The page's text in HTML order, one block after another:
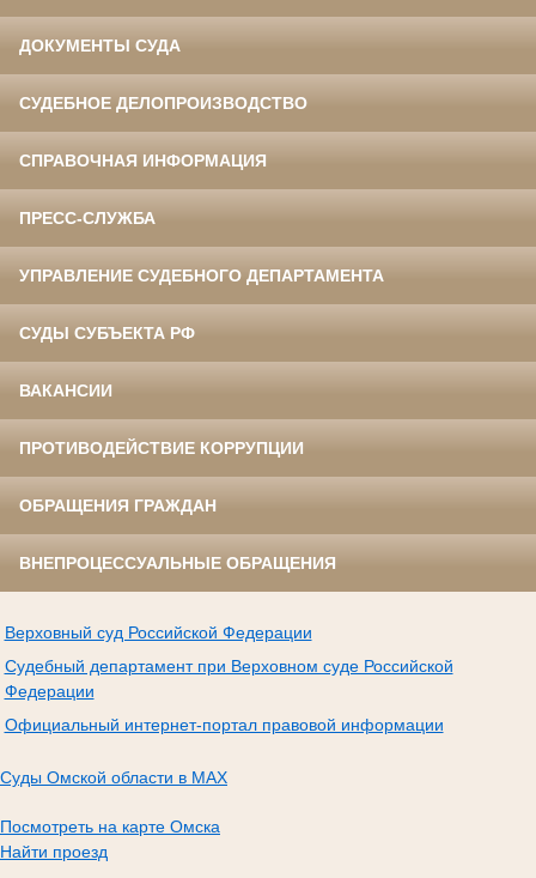
ДОКУМЕНТЫ СУДА
СУДЕБНОЕ ДЕЛОПРОИЗВОДСТВО
СПРАВОЧНАЯ ИНФОРМАЦИЯ
ПРЕСС-СЛУЖБА
УПРАВЛЕНИЕ СУДЕБНОГО ДЕПАРТАМЕНТА
СУДЫ СУБЪЕКТА РФ
ВАКАНСИИ
ПРОТИВОДЕЙСТВИЕ КОРРУПЦИИ
ОБРАЩЕНИЯ ГРАЖДАН
ВНЕПРОЦЕССУАЛЬНЫЕ ОБРАЩЕНИЯ
Верховный суд Российской Федерации
Судебный департамент при Верховном суде Российской
Федерации
Официальный интернет-портал правовой информации
Суды Омской области в MAX
Посмотреть на карте Омска
Найти проезд